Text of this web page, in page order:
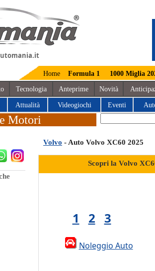
Home Formula 1 1000 Miglia
Tecnologia Anteprime Novità
Attualità Videogiochi Eventi
Motori
Volvo - Auto Volvo XC60 2025
Scopri la Volvo
1 2 3
Noleggio Auto